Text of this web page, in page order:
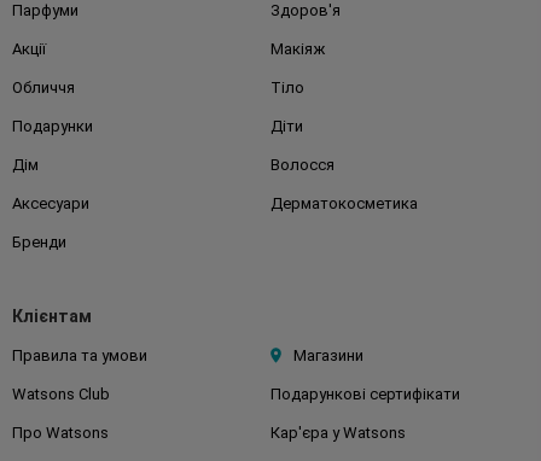
Парфуми Здоров'я
Акції Макіяж
Обличчя Тіло
Подарунки Діти
Дім Волосся
Аксесуари Дерматокосметика
Бренди
Клієнтам
Правила та умови Магазини
Watsons Club Подарункові сертифікати
Про Watsons Кар'єра у Watsons